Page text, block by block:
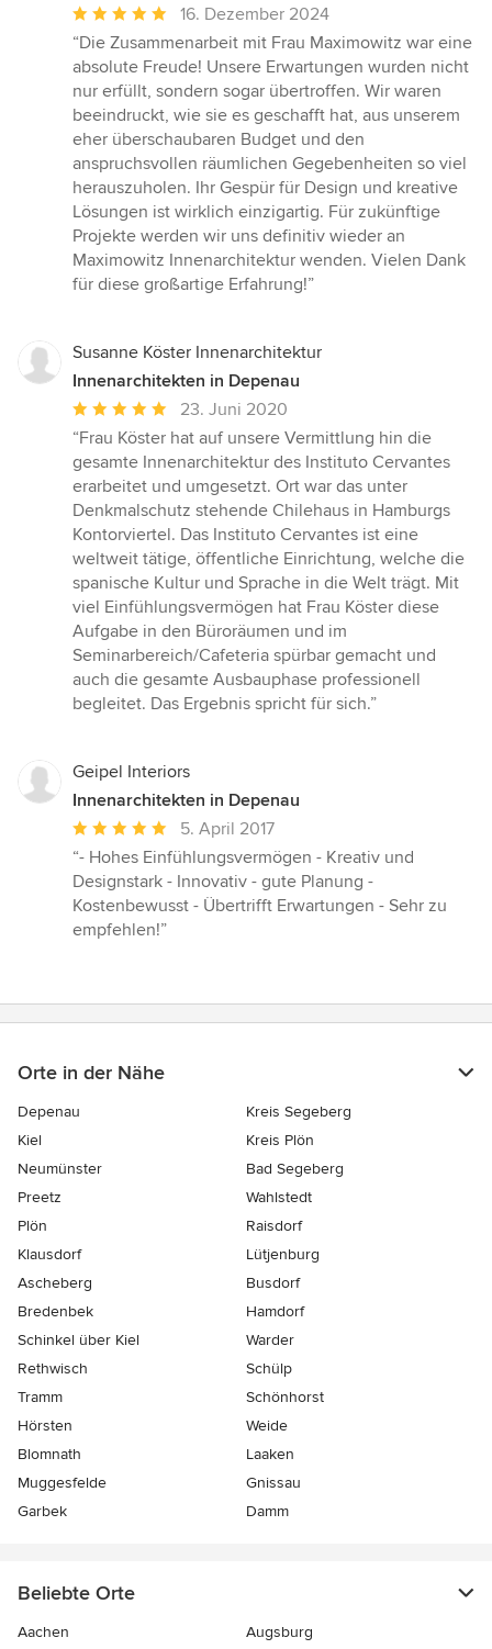
Durchschnittliche
Bewertung:
5
von
5
Sternen
16. Dezember 2024
“Die Zusammenarbeit mit Frau Maximowitz war eine
absolute Freude! Unsere Erwartungen wurden nicht
nur erfüllt, sondern sogar übertroffen. Wir waren
beeindruckt, wie sie es geschafft hat, aus unserem
eher überschaubaren Budget und den
anspruchsvollen räumlichen Gegebenheiten so viel
herauszuholen. Ihr Gespür für Design und kreative
Lösungen ist wirklich einzigartig. Für zukünftige
Projekte werden wir uns definitiv wieder an
Maximowitz Innenarchitektur wenden. Vielen Dank
für diese großartige Erfahrung!”
Susanne Köster Innenarchitektur
Innenarchitekten in Depenau
Durchschnittliche
Bewertung:
5
von
5
Sternen
23. Juni 2020
“Frau Köster hat auf unsere Vermittlung hin die
gesamte Innenarchitektur des Instituto Cervantes
erarbeitet und umgesetzt. Ort war das unter
Denkmalschutz stehende Chilehaus in Hamburgs
Kontorviertel. Das Instituto Cervantes ist eine
weltweit tätige, öffentliche Einrichtung, welche die
spanische Kultur und Sprache in die Welt trägt. Mit
viel Einfühlungsvermögen hat Frau Köster diese
Aufgabe in den Büroräumen und im
Seminarbereich/Cafeteria spürbar gemacht und
auch die gesamte Ausbauphase professionell
begleitet. Das Ergebnis spricht für sich.”
Geipel Interiors
Innenarchitekten in Depenau
Durchschnittliche
Bewertung:
5
von
5
5. April 2017
“- Hohes Einfühlungsvermögen - Kreativ und
Designstark - Innovativ - gute Planung -
Kostenbewusst - Übertrifft Erwartungen - Sehr zu
empfehlen!”
Orte in der Nähe
Depenau
Kreis Segeberg
Kiel
Kreis Plön
Neumünster
Bad Segeberg
Preetz
Wahlstedt
Plön
Raisdorf
Klausdorf
Lütjenburg
Ascheberg
Busdorf
Bredenbek
Hamdorf
Schinkel über Kiel
Warder
Rethwisch
Schülp
Tramm
Schönhorst
Hörsten
Weide
Blomnath
Laaken
Muggesfelde
Gnissau
Garbek
Damm
Beliebte Orte
Aachen Augsburg